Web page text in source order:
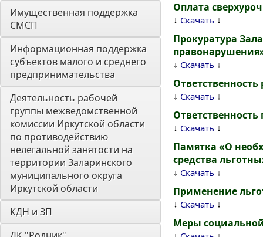
Имущественная поддержка
СМСП
Информационная поддержка
субъектов малого и среднего
предпринимательства
Деятельность рабочей
группы межведомственной
комиссии Иркутской области
по противодействию
нелегальной занятости на
территории Заларинского
муниципального округа
Иркутской области
КДН и ЗП
Оплата
↓ Скачать ↓
Прокуратура
↓ Скачать ↓
↓ Скачать ↓
↓ Скачать ↓
Памятка «О
средства
↓ Скачать ↓
Применение
↓ Скачать ↓
Меры